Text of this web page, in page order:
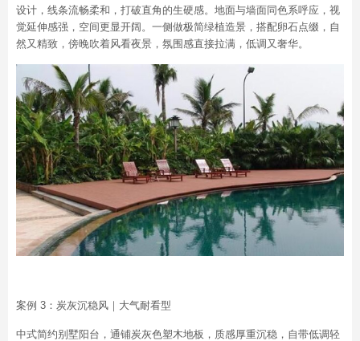
设计，线条流畅柔和，打破直角的生硬感。地面与墙面同色系呼应，视
觉延伸感强，空间更显开阔。一侧做极简绿植造景，搭配卵石点缀，自
然又精致，傍晚吹着风看夜景，氛围感直接拉满，低调又奢华。
案例 3：炭灰沉稳风｜大气耐看型
中式简约别墅阳台，通铺炭灰色塑木地板，质感厚重沉稳，自带低调轻